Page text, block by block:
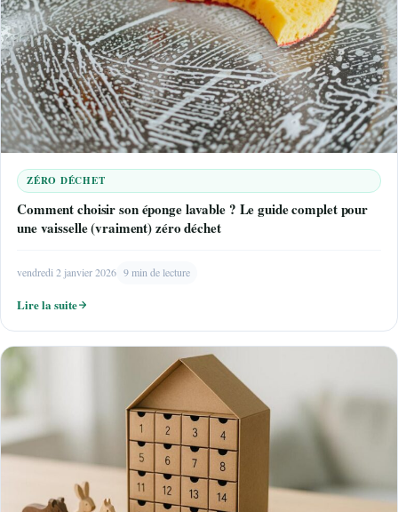
ZÉRO DÉCHET
Comment choisir son éponge lavable ? Le guide complet pour
une vaisselle (vraiment) zéro déchet
vendredi 2 janvier 2026 9 min de lecture
Lire la suite